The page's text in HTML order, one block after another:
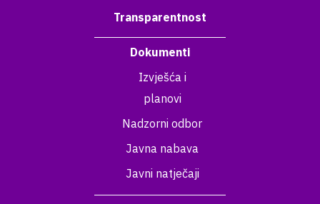
Transparentnost
Dokumenti
Izvješća i
planovi
Nadzorni odbor
Javna nabava
Javni natječaji